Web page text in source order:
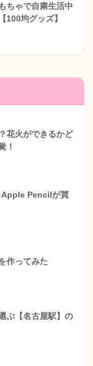
ちゃで自粛生活中
100均グッズ】
花火ができるかど
！
Apple Pencilが買
作ってみた
ぶ【名古屋駅】の